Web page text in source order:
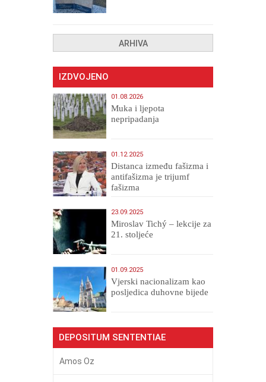
ARHIVA
IZDVOJENO
01.08.2026
Muka i ljepota
nepripadanja
01.12.2025
Distanca između fašizma i
antifašizma je trijumf
fašizma
23.09.2025
Miroslav Tichý – lekcije za
21. stoljeće
01.09.2025
​Vjerski nacionalizam kao
posljedica duhovne bijede
DEPOSITUM SENTENTIAE
Amos Oz